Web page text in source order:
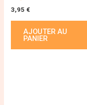
3,95 €
AJOUTER AU
PANIER